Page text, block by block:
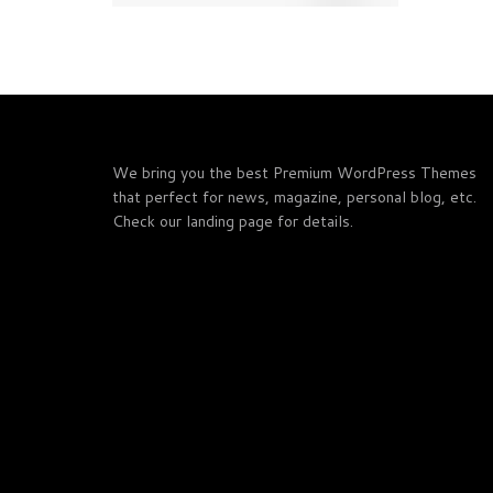
We bring you the best Premium WordPress Themes
that perfect for news, magazine, personal blog, etc.
Check our landing page for details.